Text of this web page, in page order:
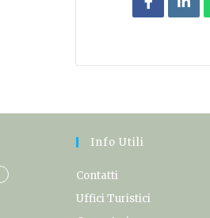
Info Utili
Contatti
Uffici Turistici